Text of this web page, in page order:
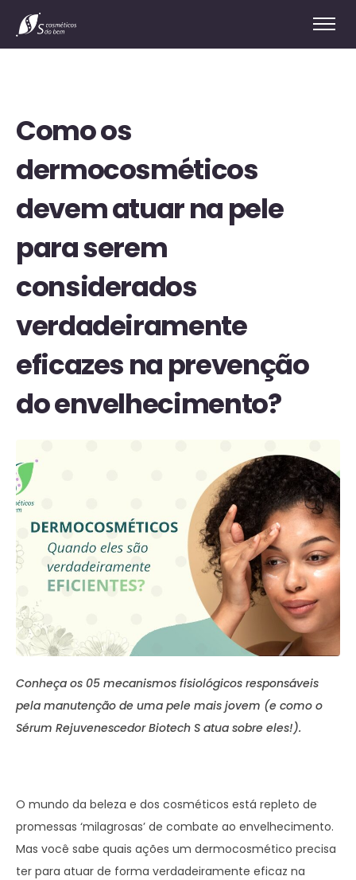
Como os
dermocosméticos
devem atuar na pele
para serem
considerados
verdadeiramente
eficazes na prevenção
do envelhecimento?
Conheça os 05 mecanismos fisiológicos responsáveis
pela manutenção de uma pele mais jovem (e como o
Sérum Rejuvenescedor Biotech S atua sobre eles!).
O mundo da beleza e dos cosméticos está repleto de
promessas ‘milagrosas’ de combate ao envelhecimento.
Mas você sabe quais ações um dermocosmético precisa
ter para atuar de forma verdadeiramente eficaz na